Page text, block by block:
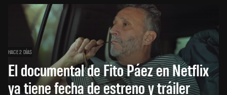
HACE 2 DÍAS
El documental de Fito Páez en Netflix
ya tiene fecha de estreno y tráiler